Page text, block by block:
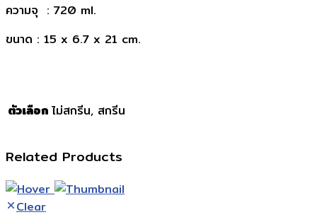
ความจุ : 720 ml.
ขนาด : 15 x 6.7 x 21 cm.
ตัวเลือก ไม่สกรีน, สกรีน
Related Products
Clear